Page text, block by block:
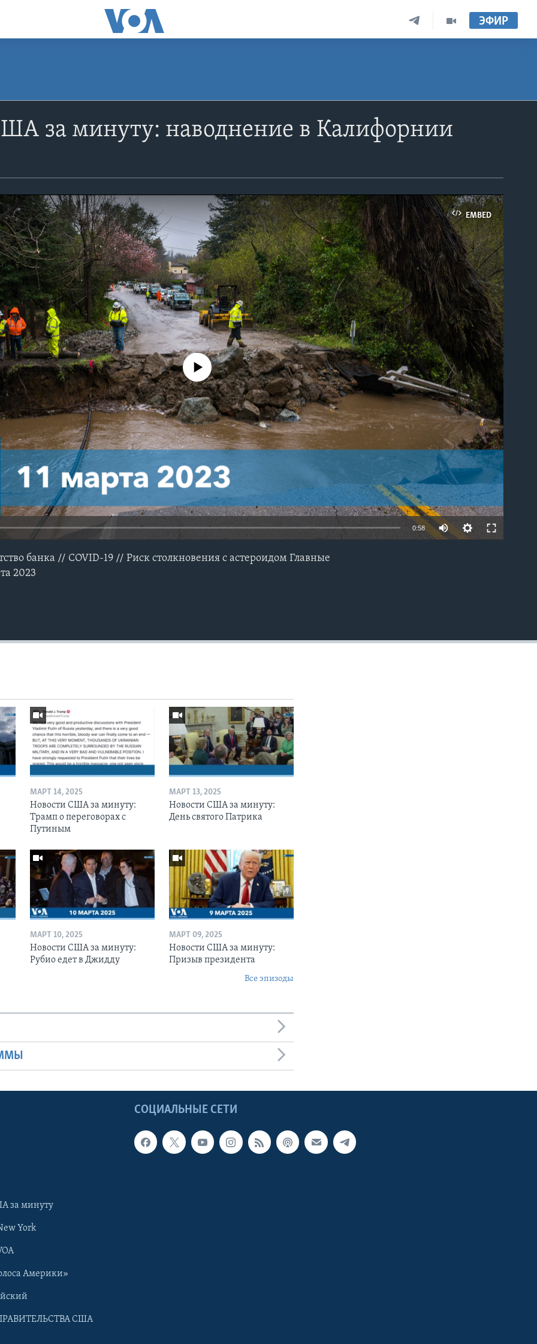
ЭФИР
за минуту: наводнение в Калифорнии
EMBED
No media source currently available
0:58
банка // COVID-19 // Риск столкновения с астероидом Главные
2023
МАРТ 14, 2025
Новости США за минуту:
Трамп о переговорах с
Путиным
МАРТ 13, 2025
Новости США за минуту:
День святого Патрика
МАРТ 10, 2025
Новости США за минуту:
Рубио едет в Джидду
МАРТ 09, 2025
Новости США за минуту:
Призыв президента
Все эпизоды
СОЦИАЛЬНЫЕ СЕТИ
за минуту
York
Америки»
США